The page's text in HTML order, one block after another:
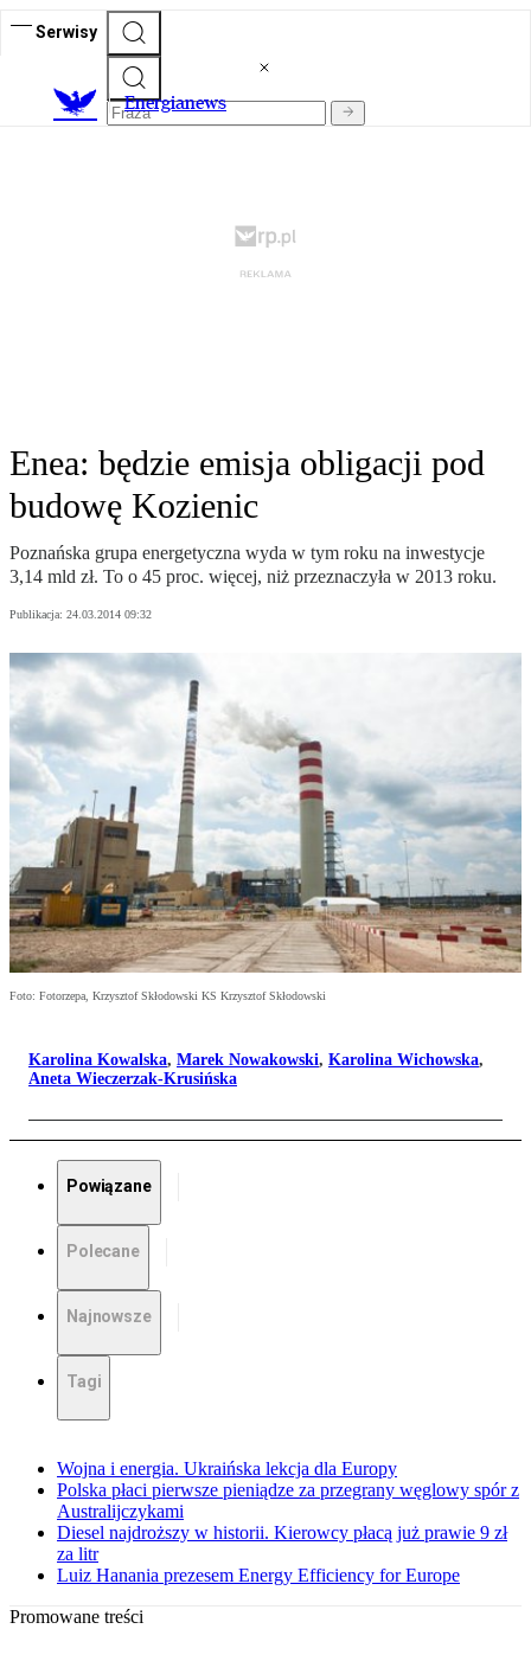
Serwisy
Energianews
Enea: będzie emisja obligacji pod
budowę Kozienic
Poznańska grupa energetyczna wyda w tym roku na inwestycje
3,14 mld zł. To o 45 proc. więcej, niż przeznaczyła w 2013 roku.
Publikacja: 24.03.2014 09:32
Foto: Fotorzepa, Krzysztof Skłodowski KS Krzysztof Skłodowski
Karolina Kowalska, Marek Nowakowski, Karolina Wichowska,
Aneta Wieczerzak-Krusińska
Powiązane
Polecane
Najnowsze
Tagi
Wojna i energia. Ukraińska lekcja dla Europy
Polska płaci pierwsze pieniądze za przegrany węglowy spór z
Australijczykami
Diesel najdroższy w historii. Kierowcy płacą już prawie 9 zł
za litr
Luiz Hanania prezesem Energy Efficiency for Europe
Promowane treści